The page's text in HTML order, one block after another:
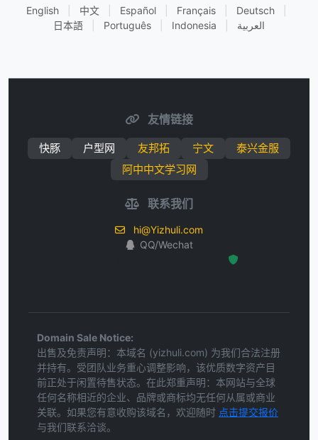
English 中文 Español Français Deutsch
日本語
Português Indonesia العربية
友情链接
快豚 户型网 友邦拓 宁文
泰兴金服
阿中中文学习网
联系我们
hi@Yizhuli.com
QQ/Wechat
Domain Sale Notice:
出售及免责声明：本域名 (yizhuli.com) 为我们合法注册
并持有。受团队业务重心调整影响，该优质数字资产目
前正处于闲置待售状态。在此郑重声明：本网站与全球
任何名称相近的企业、品牌或商标均无任何从属或商业
关联。如果您有意收购该域名，欢迎随时 点击提交报价
与我们联系洽谈。